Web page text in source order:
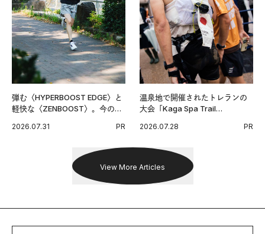
弾む〈HYPERBOOST EDGE〉と
軽快な〈ZENBOOST〉。今の時
出した新機軸。
2026.07.31 PR
温泉地で開催されたトレランの
大会「Kaga Spa Trail
戦を夢見るランナーたちの奮闘
2026.07.28 PR
View More Articles